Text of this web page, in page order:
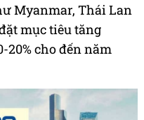
Myanmar, Thái Lan
mục tiêu tăng
cho đến năm